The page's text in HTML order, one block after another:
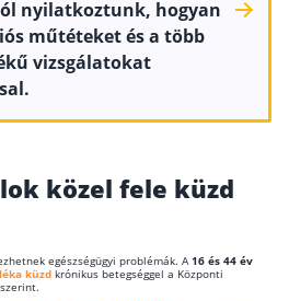
nyilatkoztunk, hogyan
műtéteket és a több
vizsgálatokat
közel fele küzd
egészségügyi problémák. A 16 és 44 év
küzd krónikus betegséggel a Központi